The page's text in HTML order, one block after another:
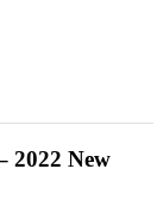
2022 New